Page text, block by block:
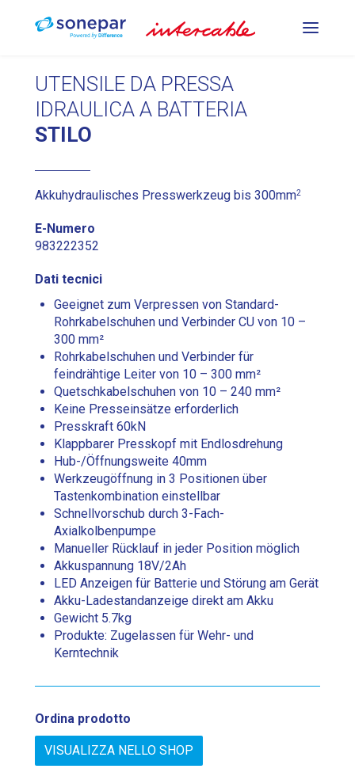
PREUTENSILI PER LA
COMPRESSIONE
PUNZONATURA E LA
PIEGATURA
DE FR IT
UTENSILE DA PRESSA
IDRAULICA A BATTERIA
STILO
Akkuhydraulisches Presswerkzeug bis 300mm2
E-Numero
983222352
Dati tecnici
Geeignet zum Verpressen von Standard-
Rohrkabelschuhen und Verbinder CU von 10 –
300 mm²
Rohrkabelschuhen und Verbinder für
feindrähtige Leiter von 10 – 300 mm²
Quetschkabelschuhen von 10 – 240 mm²
Keine Presseinsätze erforderlich
Presskraft 60kN
Klappbarer Presskopf mit Endlosdrehung
Hub-/Öffnungsweite 40mm
Werkzeugöffnung in 3 Positionen über
Tastenkombination einstellbar
Schnellvorschub durch 3-Fach-
Axialkolbenpumpe
Manueller Rücklauf in jeder Position möglich
Akkuspannung 18V/2Ah
LED Anzeigen für Batterie und Störung am Gerät
Akku-Ladestandanzeige direkt am Akku
Gewicht 5.7kg
Produkte: Zugelassen für Wehr- und
Kerntechnik
Ordina prodotto
VISUALIZZA NELLO SHOP